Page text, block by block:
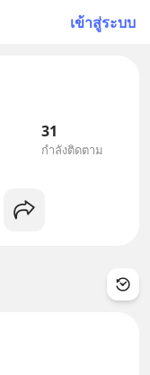
เข้าสู่ระบบ
31
กำลังติดตาม